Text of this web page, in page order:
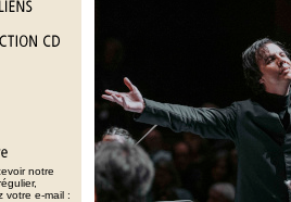
notre
votre e-mail :